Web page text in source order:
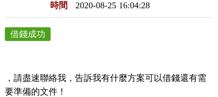
時間 2020-08-25 16:04:28
借錢成功
，請盡速聯絡我，告訴我有什麼方案可以借錢還有需
要準備的文件！